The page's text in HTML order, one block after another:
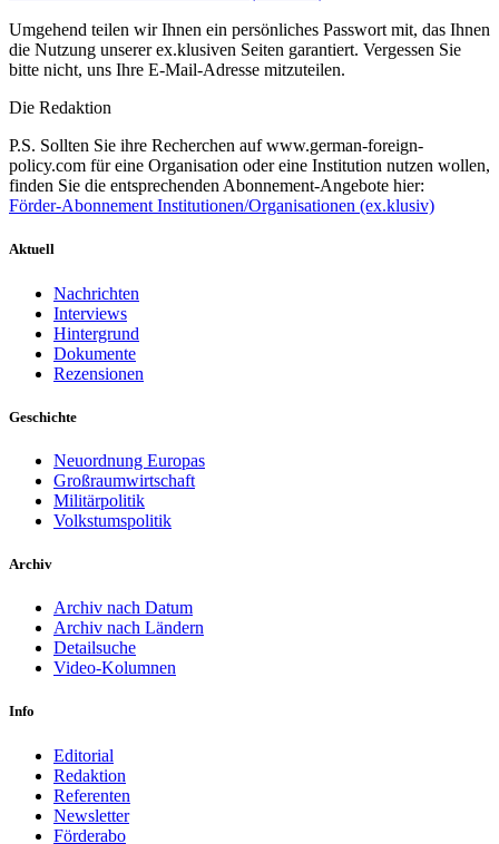
Umgehend teilen wir Ihnen ein persönliches Passwort mit, das Ihnen
die Nutzung unserer ex.klusiven Seiten garantiert. Vergessen Sie
bitte nicht, uns Ihre E-Mail-Adresse mitzuteilen.
Die Redaktion
P.S. Sollten Sie ihre Recherchen auf www.german-foreign-
policy.com für eine Organisation oder eine Institution nutzen wollen,
finden Sie die entsprechenden Abonnement-Angebote hier:
Förder-Abonnement Institutionen/Organisationen (ex.klusiv)
Aktuell
Nachrichten
Interviews
Hintergrund
Dokumente
Rezensionen
Geschichte
Neuordnung Europas
Großraumwirtschaft
Militärpolitik
Volkstumspolitik
Archiv
Archiv nach Datum
Archiv nach Ländern
Detailsuche
Video-Kolumnen
Info
Editorial
Redaktion
Referenten
Newsletter
Förderabo